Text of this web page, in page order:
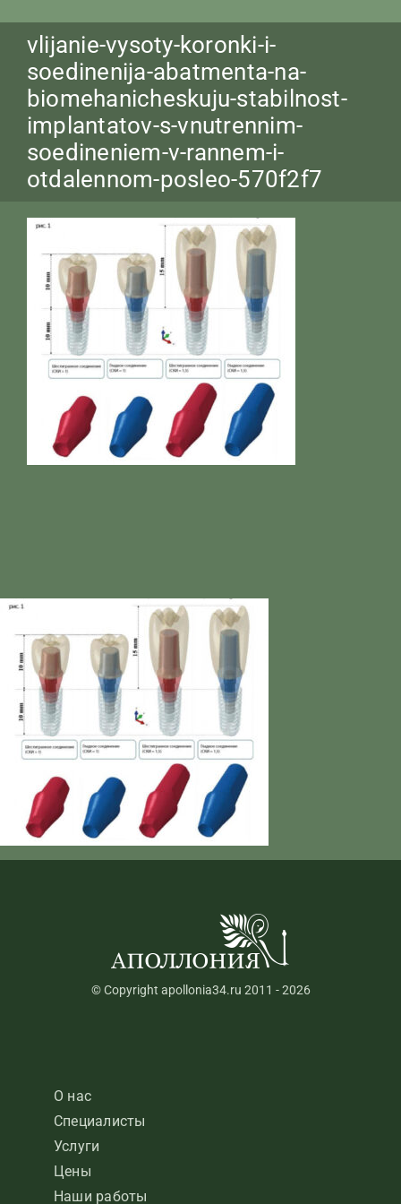
vlijanie-vysoty-koronki-i-
soedinenija-abatmenta-na-
biomehanicheskuju-stabilnost-
implantatov-s-vnutrennim-
soedineniem-v-rannem-i-
otdalennom-posleo-570f2f7
© Copyright apollonia34.ru 2011 - 2026
О нас
Специалисты
Услуги
Цены
Наши работы